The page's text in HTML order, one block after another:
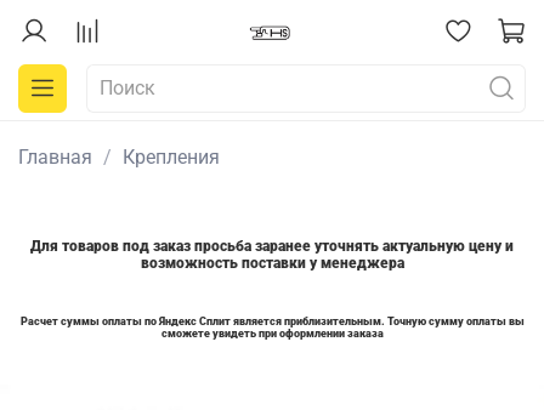
Главная Крепления
Для товаров под заказ просьба заранее уточнять актуальную цену и
возможность поставки у менеджера
Расчет суммы оплаты по Яндекс Сплит является приблизительным. Точную сумму оплаты вы
сможете увидеть при оформлении заказа